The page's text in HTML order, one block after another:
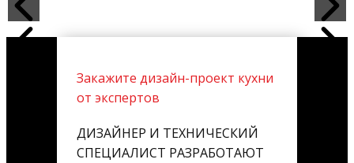
Закажите дизайн-проект кухни
от экспертов
ДИЗАЙНЕР И ТЕХНИЧЕСКИЙ
СПЕЦИАЛИСТ РАЗРАБОТАЮТ